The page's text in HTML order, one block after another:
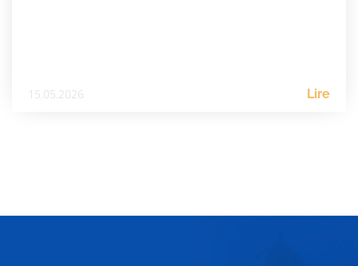
15.05.2026 Lire